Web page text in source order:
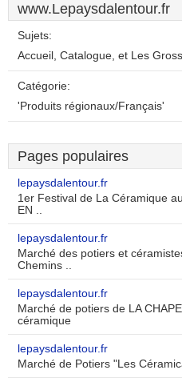
www.Lepaysdalentour.fr
Sujets:
Accueil, Catalogue, et Les
Catégorie:
'Produits régionaux/Français'
Pages populaires
lepaysdalentour.fr
1er Festival de La Céramique
EN ..
lepaysdalentour.fr
Marché des potiers et
Chemins ..
lepaysdalentour.fr
Marché de potiers de LA
céramique
lepaysdalentour.fr
Marché de Potiers "Les